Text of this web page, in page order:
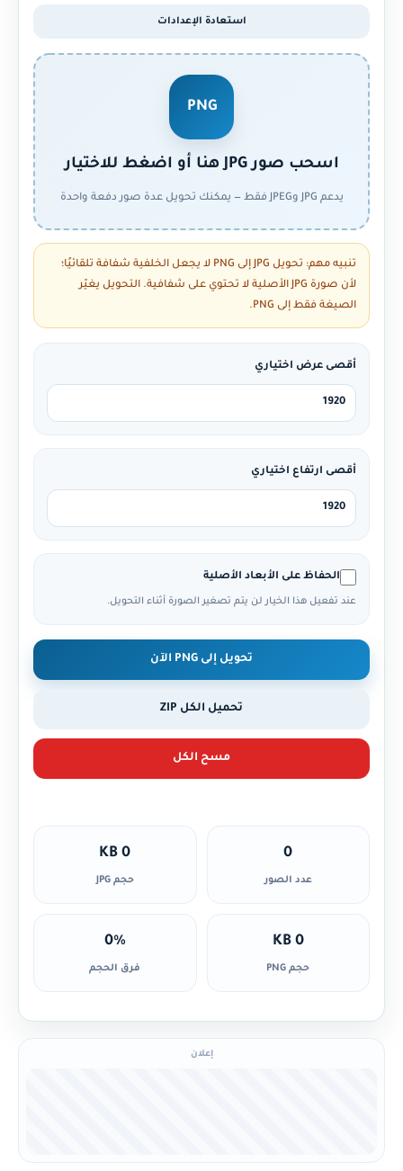
استعادة الإعدادات
PNG
اسحب صور JPG هنا أو اضغط للاختيار
يدعم JPG وJPEG فقط — يمكنك تحويل عدة صور دفعة واحدة
تنبيه مهم:
تحويل JPG إلى PNG لا يجعل الخلفية شفافة تلقائيًا؛
لأن صورة JPG الأصلية لا تحتوي على شفافية. التحويل يغيّر
الصيغة فقط إلى PNG.
أقصى عرض اختياري
أقصى ارتفاع اختياري
الحفاظ على الأبعاد الأصلية
عند تفعيل هذا الخيار لن يتم تصغير الصورة أثناء التحويل.
تحويل إلى PNG الآن
تحميل الكل ZIP
مسح الكل
0
عدد الصور
0 KB
حجم JPG
0 KB
حجم PNG
0%
فرق الحجم
إعلان